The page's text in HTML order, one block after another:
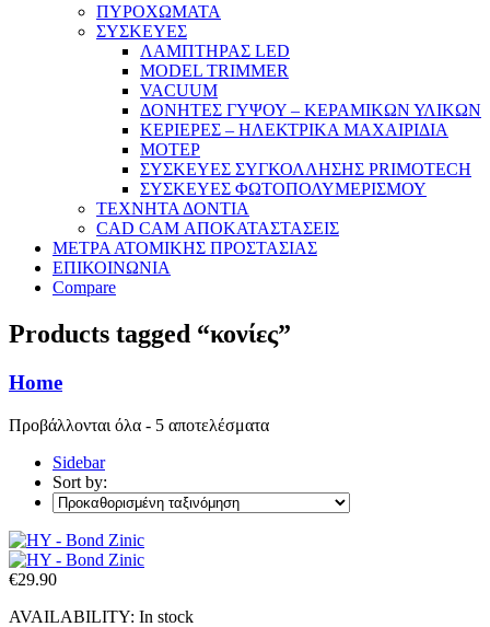
ΠΥΡΟΧΩΜΑΤΑ
ΣΥΣΚΕΥΕΣ
ΛΑΜΠΤΗΡΑΣ LED
MODEL TRIMMER
VACUUM
ΔΟΝΗΤΕΣ ΓΥΨΟΥ – ΚΕΡΑΜΙΚΩΝ ΥΛΙΚΩΝ
ΚΕΡΙΕΡΕΣ – ΗΛΕΚΤΡΙΚΑ ΜΑΧΑΙΡΙΔΙΑ
ΜΟΤΕΡ
ΣΥΣΚΕΥΕΣ ΣΥΓΚΟΛΛΗΣΗΣ PRIMOTECH
ΣΥΣΚΕΥΕΣ ΦΩΤΟΠΟΛΥΜΕΡΙΣΜΟΥ
ΤΕΧΝΗΤΑ ΔΟΝΤΙΑ
CAD CAM ΑΠΟΚΑΤΑΣΤΑΣΕΙΣ
ΜΕΤΡΑ ΑΤΟΜΙΚΗΣ ΠΡΟΣΤΑΣΙΑΣ
ΕΠΙΚΟΙΝΩΝΙΑ
Compare
Products tagged “κονίες”
Home
Προβάλλονται όλα - 5 αποτελέσματα
Sidebar
Sort by:
€29.90
AVAILABILITY: In stock